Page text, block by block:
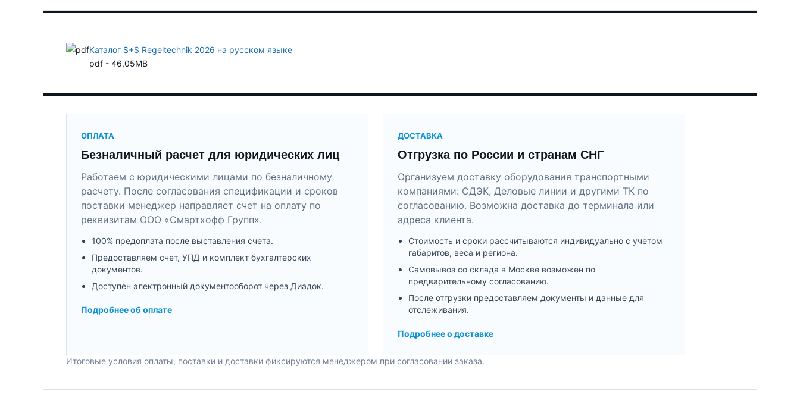
Каталог S+S Regeltechnik 2026 на русском языке
pdf - 46,05MB
ОПЛАТА
Безналичный расчет для юридических лиц
Работаем с юридическими лицами по безналичному
расчету. После согласования спецификации и сроков
поставки менеджер направляет счет на оплату по
реквизитам ООО «Смартхофф Групп».
100% предоплата после выставления счета.
Предоставляем счет, УПД и комплект бухгалтерских
документов.
Доступен электронный документооборот через Диадок.
Подробнее об оплате
ДОСТАВКА
Отгрузка по России и странам СНГ
Организуем доставку оборудования транспортными
компаниями: СДЭК, Деловые линии и другими ТК по
согласованию. Возможна доставка до терминала или
адреса клиента.
Стоимость и сроки рассчитываются индивидуально с учетом
габаритов, веса и региона.
Самовывоз со склада в Москве возможен по
предварительному согласованию.
После отгрузки предоставляем документы и данные для
отслеживания.
Подробнее о доставке
Итоговые условия оплаты, поставки и доставки фиксируются менеджером при согласовании заказа.